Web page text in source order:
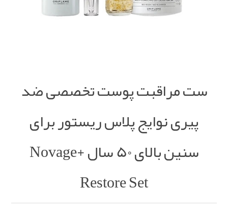
ست مراقبت پوست تخصصی ضد
پیری نوایج پلاس ریستور برای
سنین بالای 50 سال Novage+
Restore Set